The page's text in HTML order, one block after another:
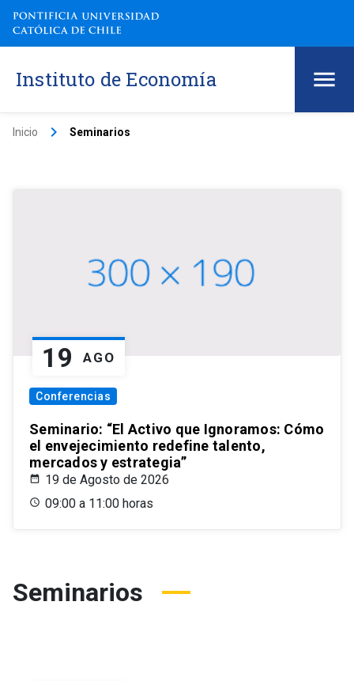
Instituto de Economía
Inicio keyboard_arrow_right Seminarios
19 AGO
Conferencias
Seminario: “El Activo que Ignoramos: Cómo
el envejecimiento redefine talento,
mercados y estrategia”
19 de Agosto de 2026
09:00 a 11:00 horas
Seminarios